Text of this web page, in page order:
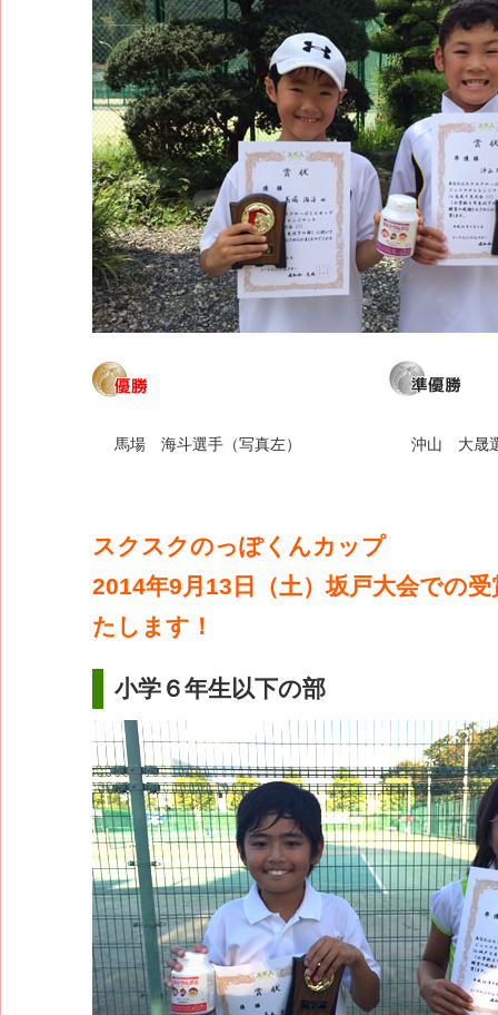
馬場 海斗選手（写真左） 沖山 大晟
スクスクのっぽくんカップ
2014年9月13日（土）坂戸大会での
たします！
小学６年生以下の部